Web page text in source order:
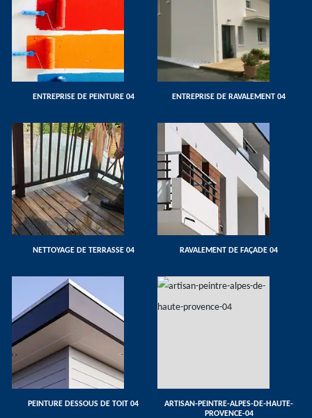
ENTREPRISE DE PEINTURE 04 ENTREPRISE DE RAVALEMENT 04
NETTOYAGE DE TERRASSE 04 RAVALEMENT DE FAÇADE 04
PEINTURE DESSOUS DE TOIT 04
ARTISAN-PEINTRE-ALPES-DE-HAUTE-
PROVENCE-04